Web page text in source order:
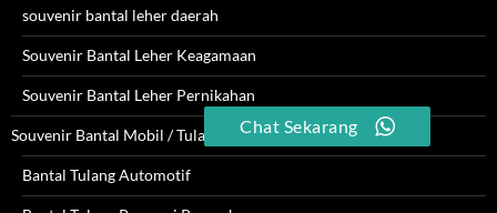
souvenir bantal leher daerah
Souvenir Bantal Leher Keagamaan
Souvenir Bantal Leher Pernikahan
Souvenir Bantal Mobil / Tulang
Bantal Tulang Automotif
Chat Sekarang